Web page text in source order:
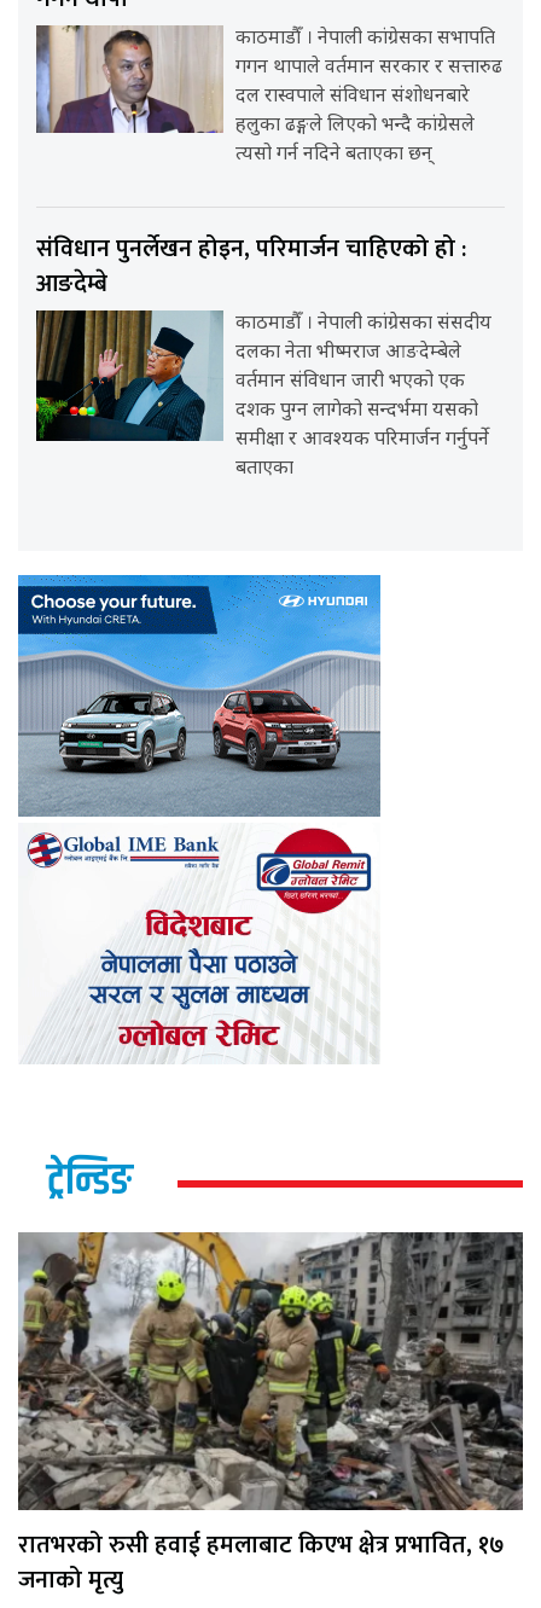
काठमाडौँ । नेपाली कांग्रेसका सभापति
गगन थापाले वर्तमान सरकार र सत्तारुढ
दल रास्वपाले संविधान संशोधनबारे
हलुका ढङ्गले लिएको भन्दै कांग्रेसले
त्यसो गर्न नदिने बताएका छन्
संविधान पुनर्लेखन होइन, परिमार्जन चाहिएको हो :
आङदेम्बे
काठमाडौँ । नेपाली कांग्रेसका संसदीय
दलका नेता भीष्मराज आङदेम्बेले
वर्तमान संविधान जारी भएको एक
दशक पुग्न लागेको सन्दर्भमा यसको
समीक्षा र आवश्यक परिमार्जन गर्नुपर्ने
बताएका
ट्रेन्डिङ
रातभरको रुसी हवाई हमलाबाट किएभ क्षेत्र प्रभावित, १७
जनाको मृत्यु